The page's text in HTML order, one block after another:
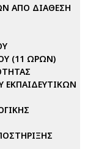
ΑΠΟ ΔΙΑΘΕΣΗ
(11 ΩΡΩΝ)
ΕΚΠΑΙΔΕΥΤΙΚΩΝ